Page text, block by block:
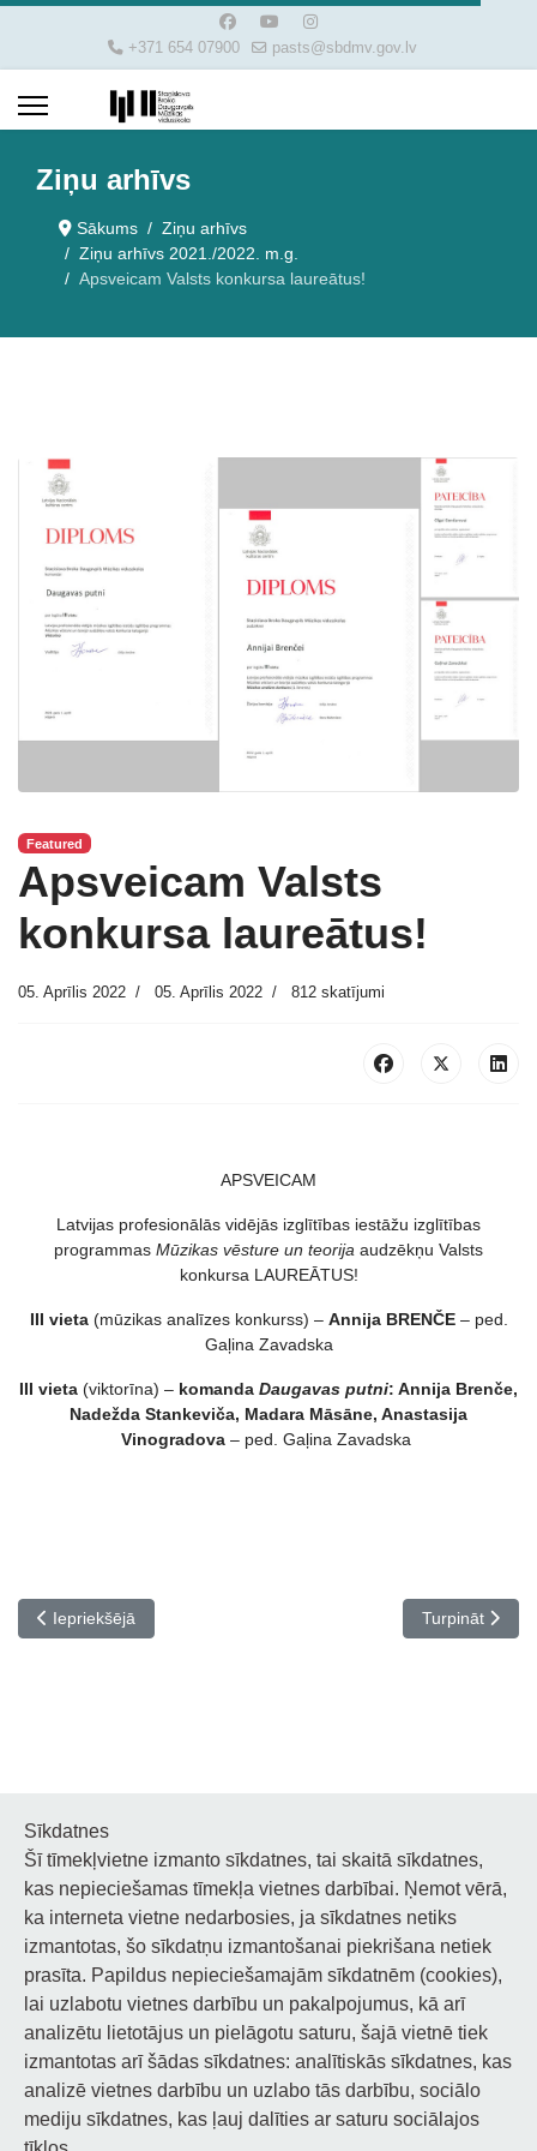
+371 654 07900 pasts@sbdmv.gov.lv
Ziņu arhīvs
Sākums
Ziņu arhīvs
Ziņu arhīvs 2021./2022. m.g.
Apsveicam Valsts konkursa laureātus!
Featured
Apsveicam Valsts
konkursa laureātus!
05. Aprīlis 2022 05. Aprīlis 2022 812 skatījumi
APSVEICAM
Latvijas profesionālās vidējās izglītības iestāžu izglītības
programmas Mūzikas vēsture un teorija audzēkņu Valsts
konkursa LAUREĀTUS!
III vieta(mūzikas analīzes konkurss) – Annija BRENČE– ped.
Gaļina Zavadska
III vieta (viktorīna) – komanda Daugavas putni: Annija Brenče,
Nadežda Stankeviča, Madara Māsāne, Anastasija
Vinogradova – ped. Gaļina Zavadska
Iepriekšējais raksts: Literārais pasākums ”Great American
Iepriekšējā Nākamais
Turpināt
Noderīgi
Privātuma politika
Sīkdatņu privātuma politika
Piekļūstamība
Sīkdatnes
Šī tīmekļvietne izmanto sīkdatnes, tai skaitā sīkdatnes,
kas nepieciešamas tīmekļa vietnes darbībai. Ņemot vērā,
ka interneta vietne nedarbosies, ja sīkdatnes netiks
izmantotas, šo sīkdatņu izmantošanai piekrišana netiek
prasīta. Papildus nepieciešamajām sīkdatnēm (cookies),
lai uzlabotu vietnes darbību un pakalpojumus, kā arī
analizētu lietotājus un pielāgotu saturu, šajā vietnē tiek
izmantotas arī šādas sīkdatnes: analītiskās sīkdatnes, kas
analizē vietnes darbību un uzlabo tās darbību, sociālo
mediju sīkdatnes, kas ļauj dalīties ar saturu sociālajos